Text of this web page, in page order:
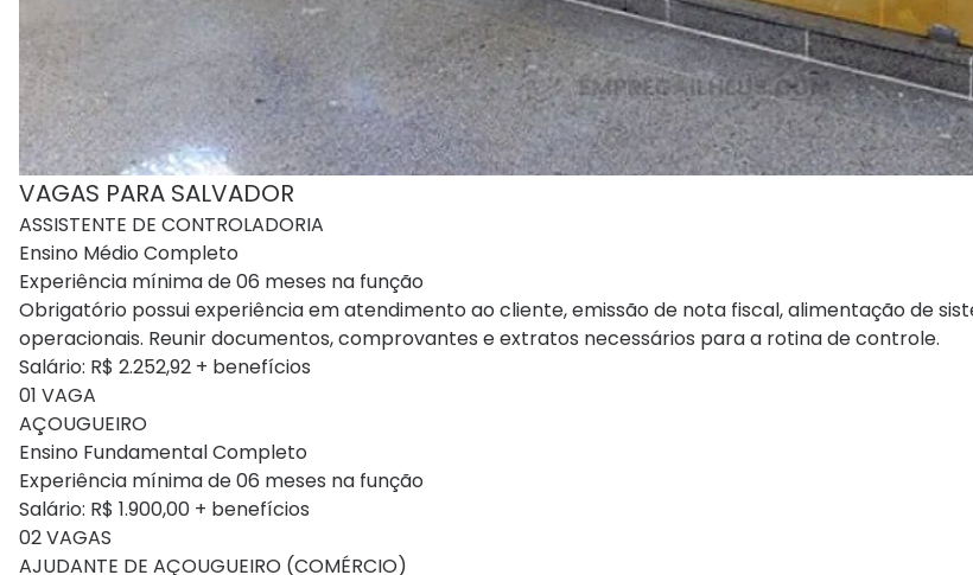
VAGAS PARA SALVADOR
ASSISTENTE DE CONTROLADORIA
Ensino Médio Completo
Experiência mínima de 06 meses na função
Obrigatório possui experiência em atendimento ao cliente, emissão de nota fiscal, alimentação de
operacionais. Reunir documentos, comprovantes e extratos necessários para a rotina de controle.
Salário: R$ 2.252,92 + benefícios
01 VAGA
AÇOUGUEIRO
Ensino Fundamental Completo
Experiência mínima de 06 meses na função
Salário: R$ 1.900,00 + benefícios
02 VAGAS
AJUDANTE DE AÇOUGUEIRO (COMÉRCIO)